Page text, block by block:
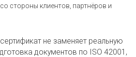
стороны клиентов, партнёров и
не заменяет реальную
документов по ISO 42001,